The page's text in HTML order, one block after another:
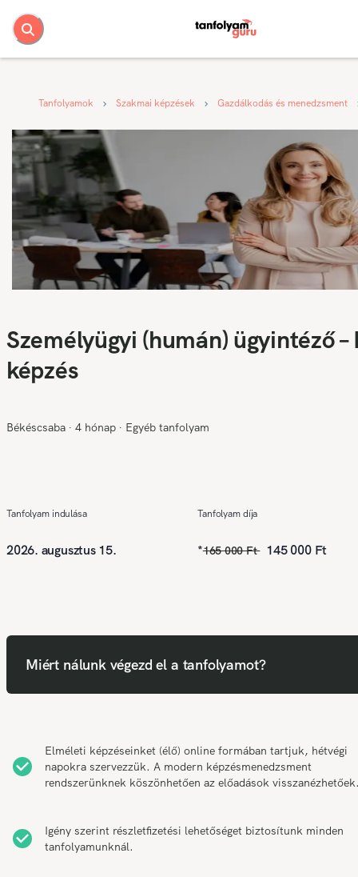
Tanfolyamok Szakmai képzések Gazdálkodás és menedzsment
Személyügyi (humán) ügyintéző –
képzés
Békéscsaba ∙ 4 hónap ∙ Egyéb tanfolyam
Tanfolyam indulása
2026. augusztus 15.
Tanfolyam díja
*165 000 Ft 145 000 Ft
Miért nálunk végezd el a tanfolyamot?
Elméleti képzéseinket (élő) online formában tartjuk, hétvégi
napokra szervezzük. A modern képzésmenedzsment
rendszerünknek köszönhetően az előadások
Igény szerint részletfizetési lehetőséget biztosítunk minden
tanfolyamunknál.